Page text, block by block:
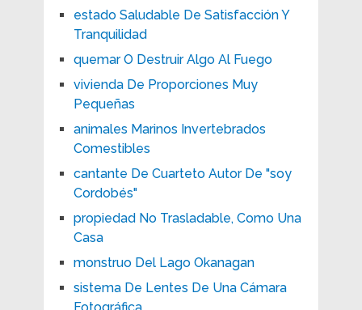
estado Saludable De Satisfacción Y
Tranquilidad
quemar O Destruir Algo Al Fuego
vivienda De Proporciones Muy
Pequeñas
animales Marinos Invertebrados
Comestibles
cantante De Cuarteto Autor De "soy
Cordobés"
propiedad No Trasladable, Como Una
Casa
monstruo Del Lago Okanagan
sistema De Lentes De Una Cámara